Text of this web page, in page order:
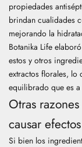
propiedades
brindan cualidades
mejorando la
Botanika Life
estos y otros
extractos florales, lo
equilibrado que es a
Otras
causar
Si bien los